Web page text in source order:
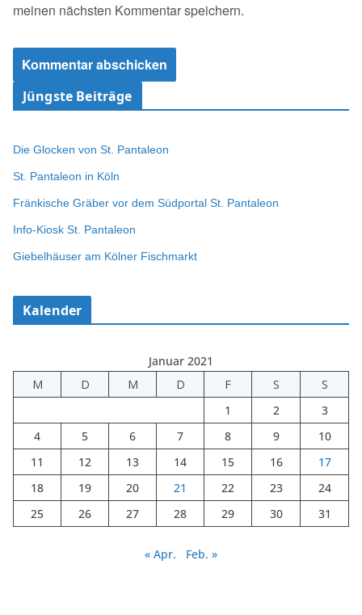
meinen nächsten Kommentar speichern.
Jüngste Beiträge
Die Glocken von St. Pantaleon
St. Pantaleon in Köln
Fränkische Gräber vor dem Südportal St. Pantaleon
Info-Kiosk St. Pantaleon
Giebelhäuser am Kölner Fischmarkt
Kalender
Januar 2021
M
D M D F S
S
1
2
3
4
5 6 7 8 9
10
11
12 13 14 15 16
17
18
19 20 21 22 23
24
25
26 27 28 29 30 31
« Apr. Feb. »